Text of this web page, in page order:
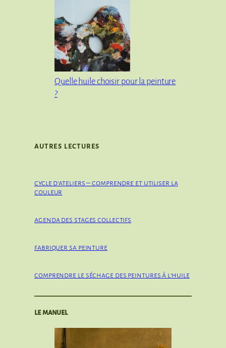
Quelle huile choisir pour la peinture
?
AUTRES LECTURES
cycle d’ateliers – comprendre et utiliser la
couleur
agenda des stages collectifs
fabriquer sa peinture
comprendre le séchage des peintures à l’huile
le manuel